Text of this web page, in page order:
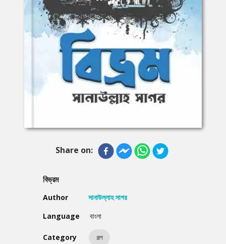
Share on:
বিভ্রম
Author
সানাউল্লাহ সাগর
Language
বাংলা
Category গল্প